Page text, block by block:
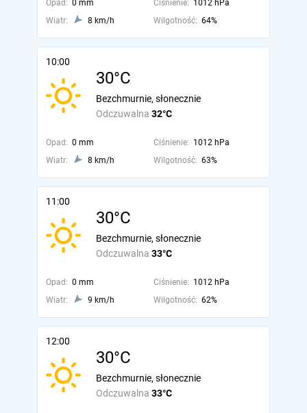
Opad: 0 mm Ciśnienie: 1012 hPa
Wiatr:
8 km/h Wilgotność: 64%
10:00
30°C
Odczuwalna 32°C
Bezchmurnie, słonecznie
Opad: 0 mm Ciśnienie: 1012 hPa
Wiatr:
8 km/h Wilgotność: 63%
11:00
30°C
Odczuwalna 33°C
Bezchmurnie, słonecznie
Opad: 0 mm Ciśnienie: 1012 hPa
Wiatr:
9 km/h Wilgotność: 62%
12:00
30°C
Odczuwalna 33°C
Bezchmurnie, słonecznie